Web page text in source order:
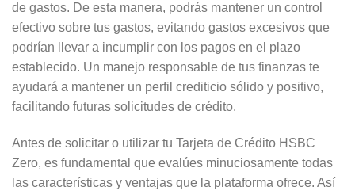
de gastos. De esta manera, podrás mantener un control
efectivo sobre tus gastos, evitando gastos excesivos que
podrían llevar a incumplir con los pagos en el plazo
establecido. Un manejo responsable de tus finanzas te
ayudará a mantener un perfil crediticio sólido y positivo,
facilitando futuras solicitudes de crédito.
Antes de solicitar o utilizar tu Tarjeta de Crédito HSBC
Zero, es fundamental que evalúes minuciosamente todas
las características y ventajas que la plataforma ofrece. Así